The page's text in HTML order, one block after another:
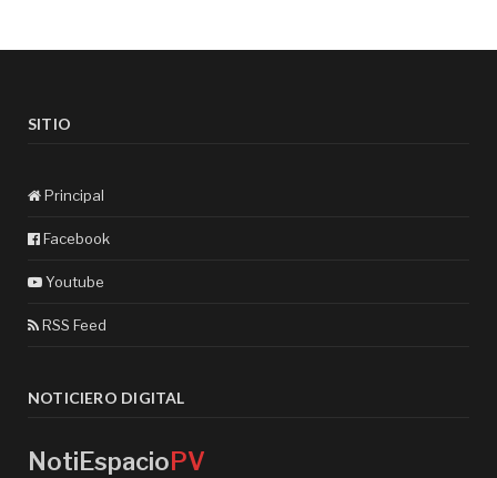
SITIO
Principal
Facebook
Youtube
RSS Feed
NOTICIERO DIGITAL
NotiEspacio PV